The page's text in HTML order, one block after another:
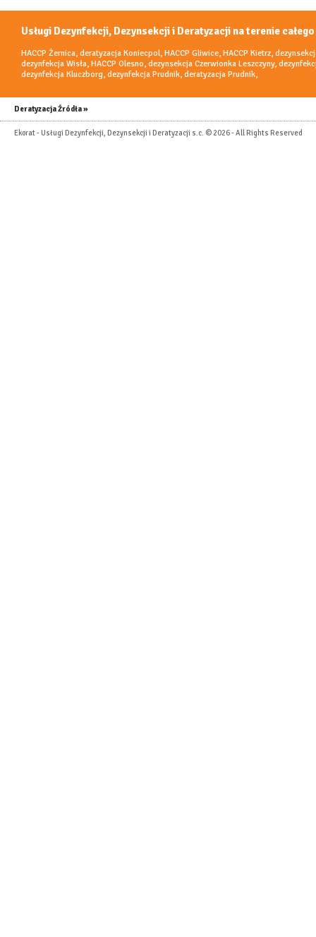
Usługi Dezynfekcji, Dezynsekcji i Deratyzacji na terenie
HACCP Żernica, deratyzacja Koniecpol, HACCP Gliwice, HACCP Kietrz,
dezynfekcja Wisła, HACCP Olesno, dezynsekcja Czerwionka Leszczyny,
dezynfekcja Kluczborg, dezynfekcja Prudnik, deratyzacja Prudnik,
Deratyzacja Źródła »
Ekorat - Usługi Dezynfekcji, Dezynsekcji i Deratyzacji s.c. © 2026 - All Rights Reserved